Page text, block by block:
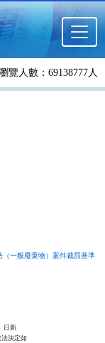
覽人數：69138777人
一般廢棄物）案件裁罰基準
日新
決定如